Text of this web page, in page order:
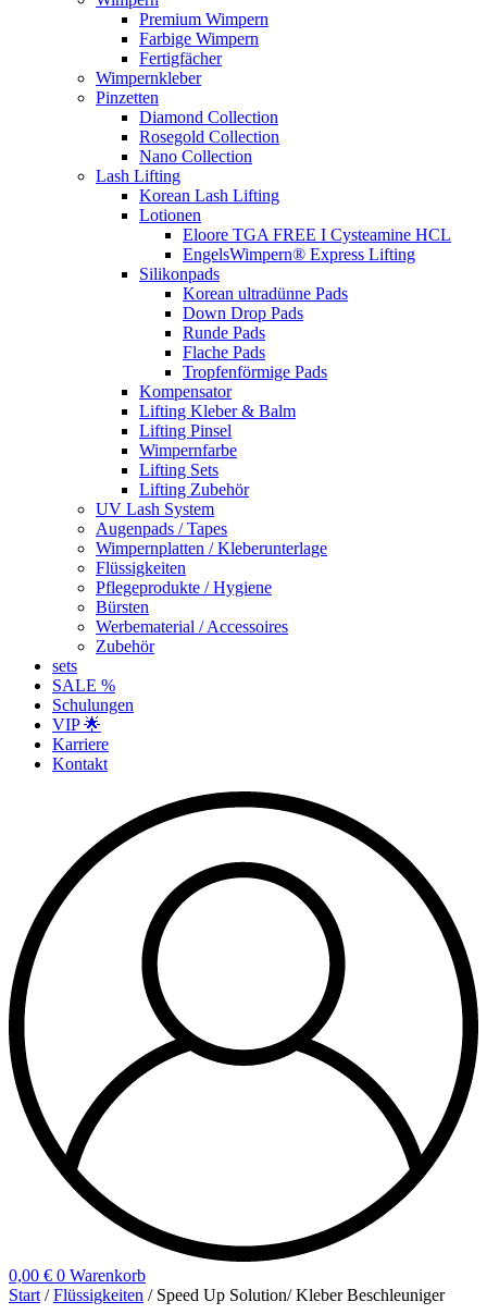
Premium Wimpern
Farbige Wimpern
Fertigfächer
Wimpernkleber
Pinzetten
Diamond Collection
Rosegold Collection
Nano Collection
Lash Lifting
Korean Lash Lifting
Lotionen
Eloore TGA FREE I Cysteamine HCL
EngelsWimpern® Express Lifting
Silikonpads
Korean ultradünne Pads
Down Drop Pads
Runde Pads
Flache Pads
Tropfenförmige Pads
Kompensator
Lifting Kleber & Balm
Lifting Pinsel
Wimpernfarbe
Lifting Sets
Lifting Zubehör
UV Lash System
Augenpads / Tapes
Wimpernplatten / Kleberunterlage
Flüssigkeiten
Pflegeprodukte / Hygiene
Bürsten
Werbematerial / Accessoires
Zubehör
sets
SALE %
Schulungen
VIP 🌟
Karriere
Kontakt
0,00 € 0 Warenkorb
Start /Flüssigkeiten / Speed Up Solution/ Kleber Beschleuniger